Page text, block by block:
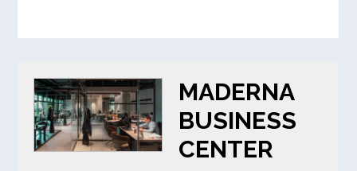
MADERNA
BUSINESS
CENTER